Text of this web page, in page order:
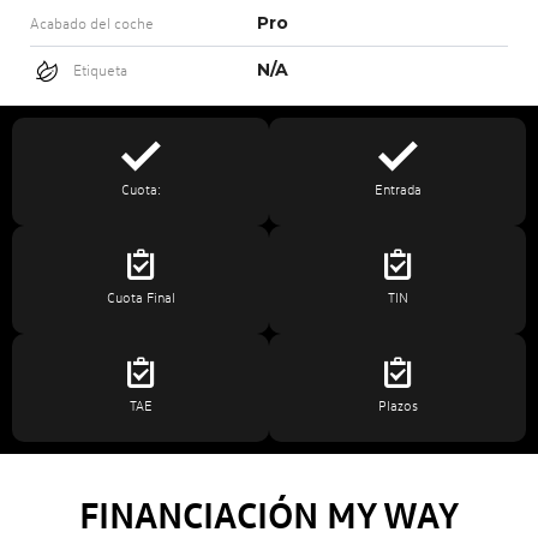
Acabado del coche Pro
Etiqueta N/A
Cuota: Entrada
Cuota Final TIN
TAE Plazos
FINANCIACIÓN MY WAY